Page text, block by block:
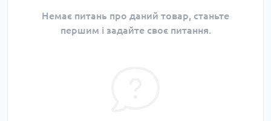
Немає питань про даний товар, станьте
першим і задайте своє питання.